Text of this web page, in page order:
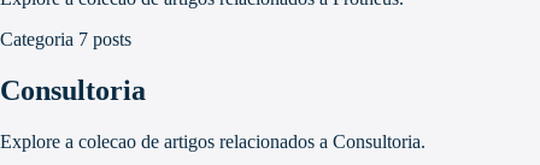
Categoria 7 posts
Consultoria
Explore a colecao de artigos relacionados a Consultoria.